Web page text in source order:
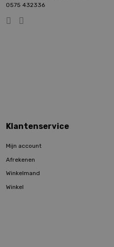
0575 432336
Klantenservice
Mijn account
Afrekenen
Winkelmand
Winkel